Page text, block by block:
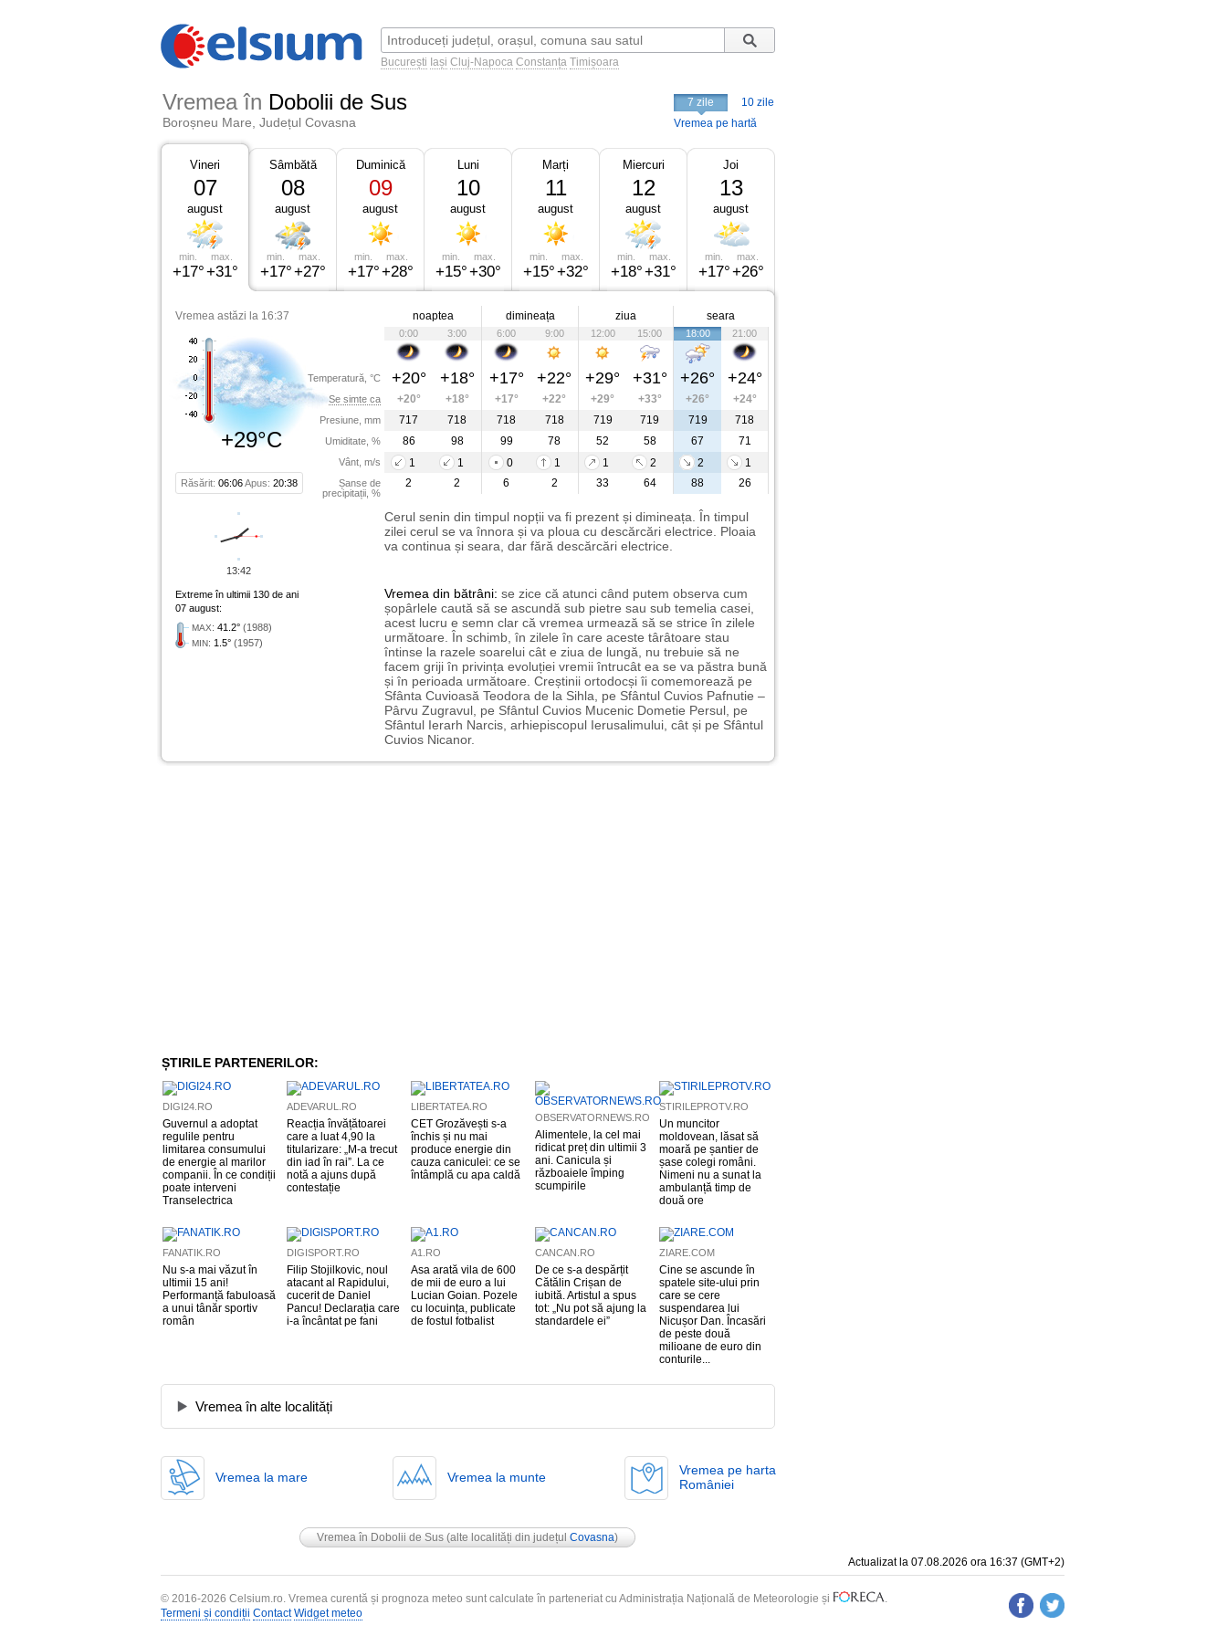
București Iași Cluj-Napoca Constanța Timișoara
Vremea în Dobolii de Sus
Boroșneu Mare, Județul Covasna
7 zile
10 zile
Vremea pe hartă
Vineri
07
august
min.
+17°
max.
+31°
Sâmbătă
08
august
min.
+17°
max.
+27°
Duminică
09
august
min.
+17°
max.
+28°
Luni
10
august
min.
+15°
max.
+30°
Marți
11
august
min.
+15°
max.
+32°
Miercuri
12
august
min.
+18°
max.
+31°
Joi
13
august
min.
+17°
max.
+26°
Vremea astăzi la 16:37
+29°C
Răsărit: 06:06Apus: 20:38
Temperatură, °C
Se simte ca
Presiune, mm
Umiditate, %
Vânt, m/s
Șanse de
precipitații, %
noaptea dimineața ziua seara
0:00 3:00 6:00 9:00 12:00 15:00 18:00 21:00
+20° +18° +17° +22° +29° +31° +26° +24°
+20° +18° +17° +22° +29° +33° +26°
+24°
717
718 718 718 719 719 719
718
86
98 99 78 52 58 67
71
1
1 0 1 1 2 2
1
2
2 6 2 33 64 88 26
Cerul senin din timpul nopții va fi prezent și dimineața. În timpul
zilei cerul se va înnora și va ploua cu descărcări electrice. Ploaia
va continua și seara, dar fără descărcări electrice.
Extreme în ultimii 130 de ani
07 august:
MAX: 41.2° (1988)
MIN: 1.5° (1957)
Vremea din bătrâni: se zice că atunci când putem observa cum
șopârlele caută să se ascundă sub pietre sau sub temelia casei,
acest lucru e semn clar că vremea urmează să se strice în zilele
următoare. În schimb, în zilele în care aceste târâtoare stau
întinse la razele soarelui cât e ziua de lungă, nu trebuie să ne
facem griji în privința evoluției vremii întrucât ea se va păstra bună
și în perioada următoare. Creștinii ortodocși îi comemorează pe
Sfânta Cuvioasă Teodora de la Sihla, pe Sfântul Cuvios Pafnutie –
Pârvu Zugravul, pe Sfântul Cuvios Mucenic Dometie Persul, pe
Sfântul Ierarh Narcis, arhiepiscopul Ierusalimului, cât și pe Sfântul
Cuvios Nicanor.
13:42
ȘTIRILE PARTENERILOR:
DIGI24.RO
Guvernul a adoptat
regulile pentru
limitarea consumului
de energie al marilor
companii. În ce condiții
poate interveni
Transelectrica
ADEVARUL.RO
Reacția învățătoarei
care a luat 4,90 la
titularizare: „M-a trecut
din iad în rai”. La ce
notă a ajuns după
contestație
LIBERTATEA.RO
CET Grozăvești s-a
închis și nu mai
produce energie din
cauza caniculei: ce se
întâmplă cu apa caldă
OBSERVATORNEWS.RO
Alimentele, la cel mai
ridicat preț din ultimii 3
ani. Canicula și
războaiele împing
scumpirile
STIRILEPROTV.RO
Un muncitor
moldovean, lăsat să
moară pe șantier de
șase colegi români.
Nimeni nu a sunat la
ambulanță timp de
două ore
FANATIK.RO
Nu s-a mai văzut în
ultimii 15 ani!
Performanță fabuloasă
a unui tânăr sportiv
român
DIGISPORT.RO
Filip Stojilkovic, noul
atacant al Rapidului,
cucerit de Daniel
Pancu! Declarația care
i-a încântat pe fani
A1.RO
Asa arată vila de 600
de mii de euro a lui
Lucian Goian. Pozele
cu locuința, publicate
de fostul fotbalist
CANCAN.RO
De ce s-a despărțit
Cătălin Crișan de
iubită. Artistul a spus
tot: „Nu pot să ajung la
standardele ei”
ZIARE.COM
Cine se ascunde în
spatele site-ului prin
care se cere
suspendarea lui
Nicușor Dan. Încasări
de peste două
milioane de euro din
conturile...
Vremea în alte localități
Vremea la mare Vremea la munte
Vremea pe harta
României
Vremea în Dobolii de Sus (alte localități din județul Covasna)
Actualizat la 07.08.2026 ora 16:37 (GMT+2)
© 2016-2026 Celsium.ro. Vremea curentă și prognoza meteo sunt calculate în parteneriat cu Administrația Națională de Meteorologie și
.
Termeni și condiții Contact Widget meteo